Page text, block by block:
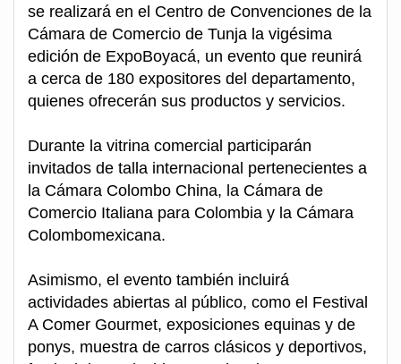
se realizará en el Centro de Convenciones de la
Cámara de Comercio de Tunja la vigésima
edición de ExpoBoyacá, un evento que reunirá
a cerca de 180 expositores del departamento,
quienes ofrecerán sus productos y servicios.
Durante la vitrina comercial participarán
invitados de talla internacional pertenecientes a
la Cámara Colombo China, la Cámara de
Comercio Italiana para Colombia y la Cámara
Colombomexicana.
Asimismo, el evento también incluirá
actividades abiertas al público, como el Festival
A Comer Gourmet, exposiciones equinas y de
ponys, muestra de carros clásicos y deportivos,